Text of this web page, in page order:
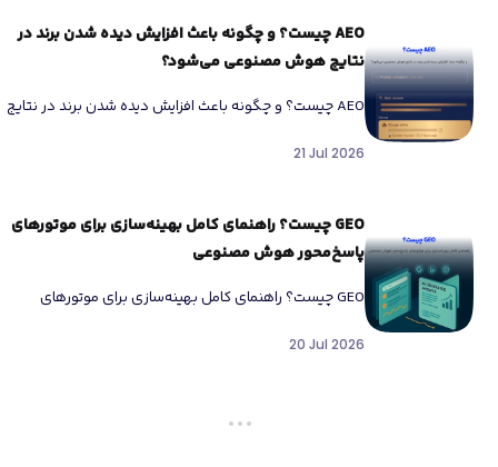
AEO چیست؟ و چگونه باعث افزایش دیده شدن برند در
نتایج هوش مصنوعی می‌شود؟
AEO چیست؟ و چگونه باعث افزایش دیده شدن برند در نتایج
هوش مصنوعی می‌شود؟ امروز جستجو در اینترنت دیگر
شبیه […]
21 Jul 2026
GEO چیست؟ راهنمای کامل بهینه‌سازی برای موتورهای
پاسخ‌محور هوش مصنوعی
GEO چیست؟ راهنمای کامل بهینه‌سازی برای موتورهای
پاسخ‌محور هوش مصنوعی در چند سال اخیر نحوه جستجوی
کاربران تغییر کرده است. […]
20 Jul 2026